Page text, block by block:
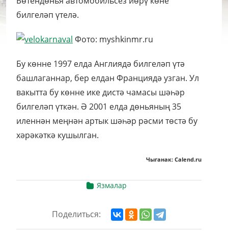
билгеләп үтелә.
Фото: myshkinmr.ru
Бу көнне 1997 елда Англиядә билгеләп үтә
башлаганнар, бер елдан Франциядә узган. Ул
вакытта бу көнне ике дистә чамасы шәһәр
билгеләп үткән. Ә 2001 елда дөньяның 35
иленнән меңнән артык шәһәр рәсми төстә бу
хәрәкәткә кушылган.
Чыганак: Calend.ru
Язмалар
Поделиться: